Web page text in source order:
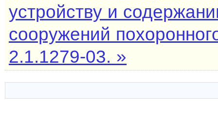
устройству и
сооружений
2.1.1279-03. »